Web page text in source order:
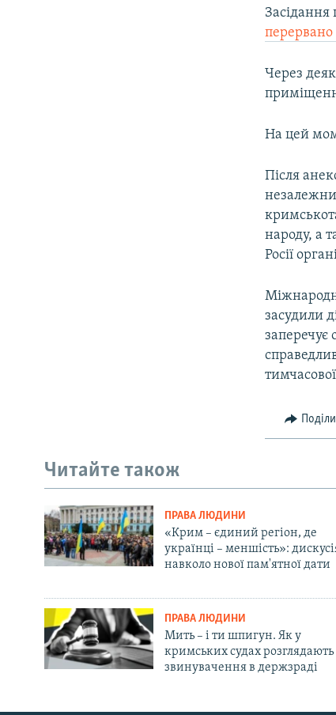
Русский
Засідання
перервано
Через
На цей
Після
народу, а
Росії
засудили
заперечує
Читайте також
ПРАВА ЛЮДИНИ
«Крим – єдиний регіон, де
українці – меншість»:
навколо нової пам'ятної дати
ПРАВА ЛЮДИНИ
Мить – і ти шпигун. Як у
кримських судах розглядають
звинувачення в держзраді